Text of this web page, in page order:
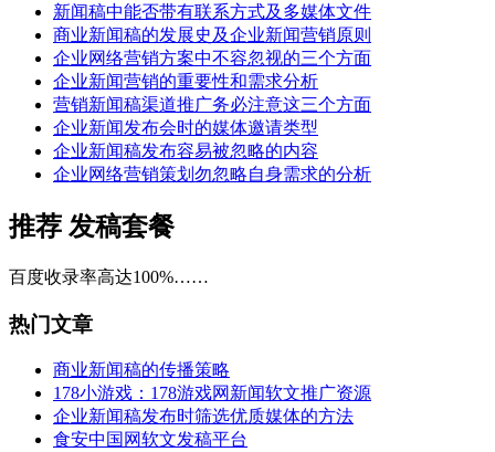
新闻稿中能否带有联系方式及多媒体文件
商业新闻稿的发展史及企业新闻营销原则
企业网络营销方案中不容忽视的三个方面
企业新闻营销的重要性和需求分析
营销新闻稿渠道推广务必注意这三个方面
企业新闻发布会时的媒体邀请类型
企业新闻稿发布容易被忽略的内容
企业网络营销策划勿忽略自身需求的分析
推荐 发稿套餐
百度收录率高达100%……
热门文章
商业新闻稿的传播策略
178小游戏：178游戏网新闻软文推广资源
企业新闻稿发布时筛选优质媒体的方法
食安中国网软文发稿平台